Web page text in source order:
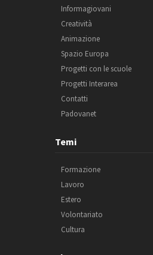
Informagiovani
Creatività
Animazione
Spazio Europa
Progetti con le scuole
Progetti Interarea
Contatti
Padovanet
Temi
Formazione
Lavoro
Estero
Volontariato
Cultura